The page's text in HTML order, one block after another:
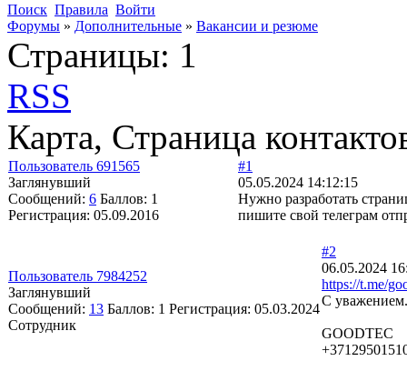
Поиск Правила Войти
Форумы » Дополнительные » Вакансии и резюме
Страницы: 1
RSS
Карта, Страница
Пользователь 691565
Заглянувший
Сообщений: 6 Баллов: 1
Регистрация: 05.09.2016
#1
05.05.2024 14:12:15
Нужно разработать
пишите свой телеграм
Пользователь 7984252
Заглянувший
Сообщений: 13 Баллов: 1 Регистрация: 05.03.2024
Сотрудник
#2
06.05.2024
https://t.me/
С уважением.
GOODTEC